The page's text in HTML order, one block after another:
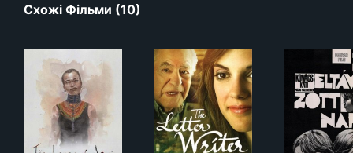
Схожі Фільми (10)